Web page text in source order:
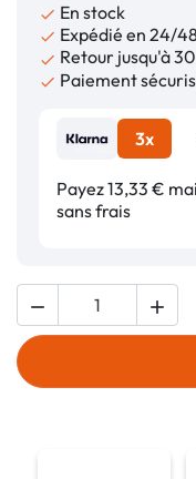
 En stock
 Expédié en 24/
 Retour jusqu'à
 Paiement
3x
Payez 13,33 €
sans frais
 